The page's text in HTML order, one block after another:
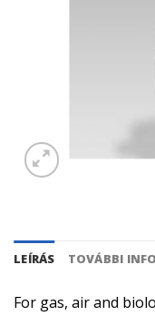
LEÍRÁS TOVÁBBI
For gas, air and